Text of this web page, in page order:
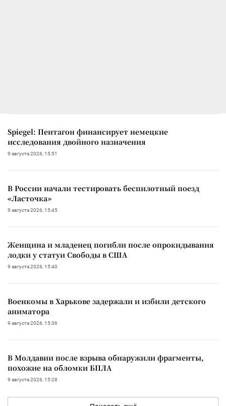
Spiegel: Пентагон финансирует немецкие
исследования двойного назначения
9 августа 2026, 15:51
В России начали тестировать беспилотный поезд
«Ласточка»
9 августа 2026, 15:45
Женщина и младенец погибли после опрокидывания
лодки у статуи Свободы в США
9 августа 2026, 15:40
Военкомы в Харькове задержали и избили детского
аниматора
9 августа 2026, 15:36
В Молдавии после взрыва обнаружили фрагменты,
похожие на обломки БПЛА
9 августа 2026, 15:28